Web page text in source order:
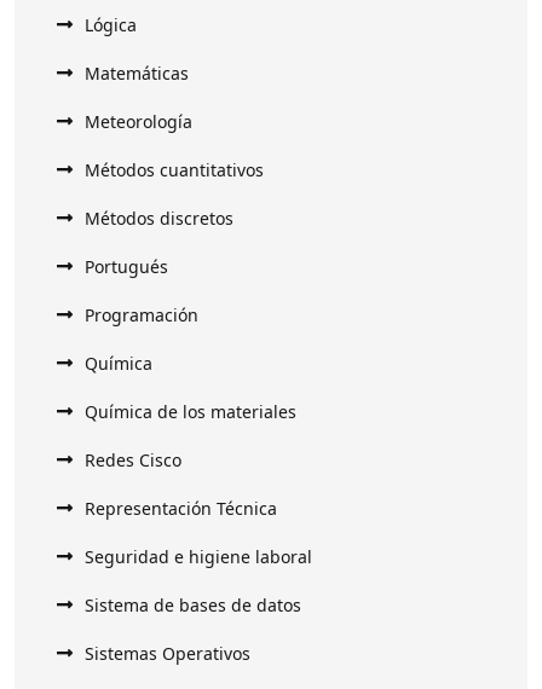
Lógica
Matemáticas
Meteorología
Métodos cuantitativos
Métodos discretos
Portugués
Programación
Química
Química de los materiales
Redes Cisco
Representación Técnica
Seguridad e higiene laboral
Sistema de bases de datos
Sistemas Operativos